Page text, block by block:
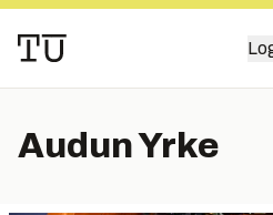
Audun Yrke